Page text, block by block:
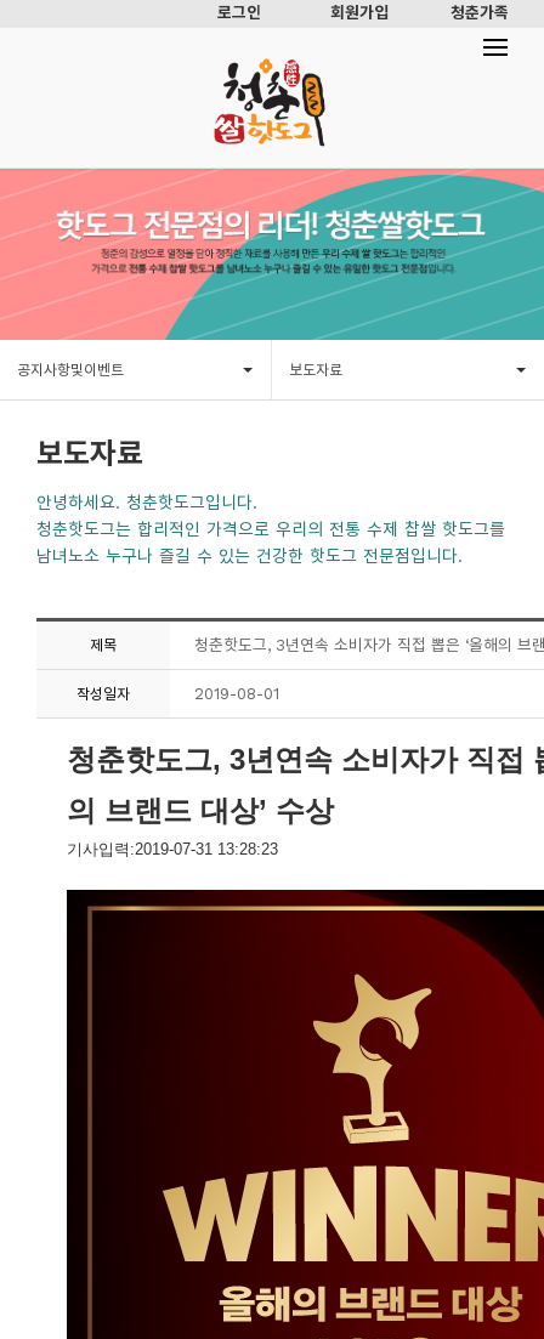
로그인 회원가입 청춘가족
공지사항및이벤트 보도자료
보도자료
안녕하세요. 청춘핫도그입니다.
청춘핫도그는 합리적인 가격으로 우리의 전통 수제 찹쌀 핫도그를
남녀노소 누구나 즐길 수 있는 건강한 핫도그 전문점입니다.
제목 청춘핫도그, 3년연속 소비자가 직접 뽑은 ‘올해의 브
작성일자 2019-08-01
청춘핫도그, 3년연속 소비자가 직접
의 브랜드 대상’ 수상
기사입력:2019-07-31 13:28:23